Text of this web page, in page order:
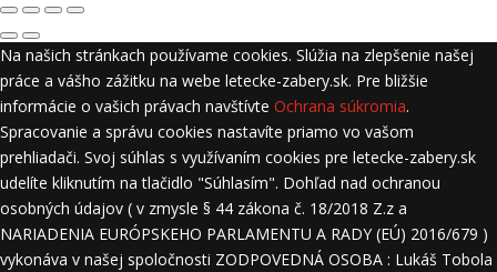
Na našich stránkach používame cookies. Slúžia na zlepšenie našej
práce a vášho zážitku na webe letecke-zabery.sk. Pre bližšie
informácie o vašich právach navštívte Ochrana súkromia.
Spracovanie a správu cookies nastavíte priamo vo vašom
prehliadači. Svoj súhlas s využívaním cookies pre letecke-zabery.sk
udelíte kliknutím na tlačidlo "Súhlasím". Dohľad nad ochranou
osobných údajov ( v zmysle § 44 zákona č. 18/2018 Z.z a
NARIADENIA EURÓPSKEHO PARLAMENTU A RADY (EÚ) 2016/679 )
vykonáva v našej spoločnosti ZODPOVEDNÁ OSOBA : Lukáš Tobola